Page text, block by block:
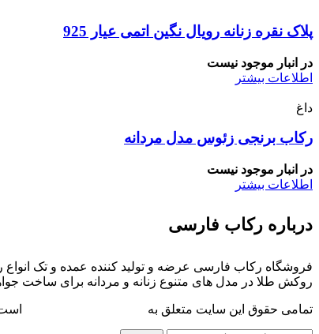
پلاک نقره زنانه رویال نگین اتمی عیار 925
در انبار موجود نیست
اطلاعات بیشتر
داغ
رکاب برنجی زئوس مدل مردانه
در انبار موجود نیست
اطلاعات بیشتر
درباره رکاب فارسی
فروشگاه رکاب فارسی عرضه و تولید کننده عمده و تک انواع
روکش طلا در مدل های متنوع زنانه و مردانه برای ساخت
تمامی حقوق این سایت متعلق به